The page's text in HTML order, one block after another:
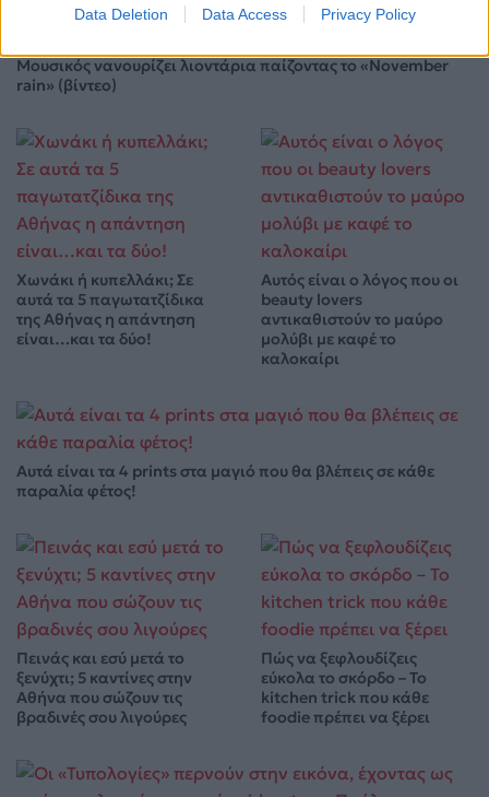
Data Deletion Data Access Privacy Policy
Μουσικός νανουρίζει λιοντάρια παίζοντας το «November
rain» (βίντεο)
Χωνάκι ή κυπελλάκι; Σε
αυτά τα 5 παγωτατζίδικα
της Αθήνας η απάντηση
είναι…και τα δύο!
Αυτός είναι ο λόγος που οι
beauty lovers
αντικαθιστούν το μαύρο
μολύβι με καφέ το
καλοκαίρι
Αυτά είναι τα 4 prints στα μαγιό που θα βλέπεις σε κάθε
παραλία φέτος!
Πεινάς και εσύ μετά το
ξενύχτι; 5 καντίνες στην
Αθήνα που σώζουν τις
βραδινές σου λιγούρες
Πώς να ξεφλουδίζεις
εύκολα το σκόρδο – Το
kitchen trick που κάθε
foodie πρέπει να ξέρει